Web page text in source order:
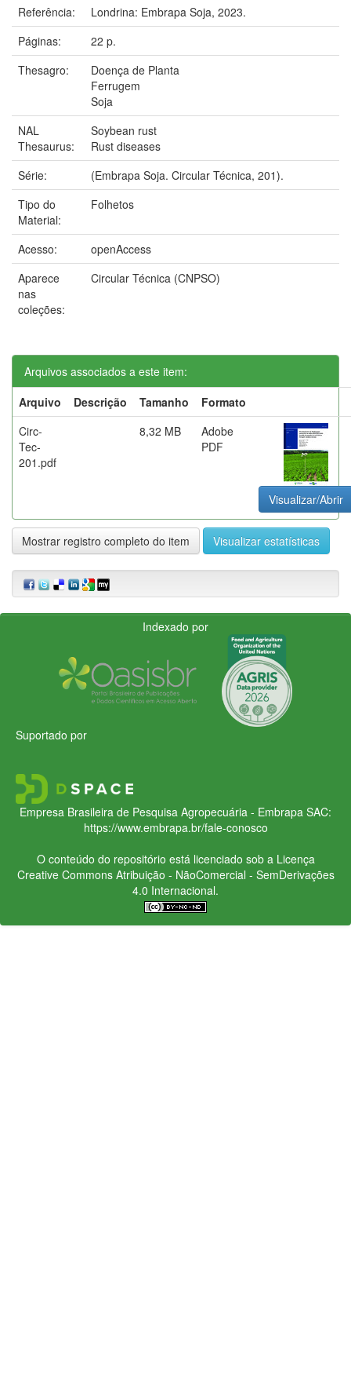
Referência:
Londrina: Embrapa Soja, 2023.
Páginas:
22 p.
Thesagro:
Doença de Planta
Ferrugem
Soja
NAL
Thesaurus:
Soybean rust
Rust diseases
Série:
(Embrapa Soja. Circular Técnica, 201).
Tipo do
Material:
Folhetos
Acesso:
openAccess
Aparece
nas
coleções:
Circular Técnica (CNPSO)
Arquivos associados a este item:
Arquivo
Descrição Tamanho
Formato
Circ-
Tec-
201.pdf
8,32 MB
Adobe
PDF
Visualizar/Abrir
Mostrar registro completo do item Visualizar estatísticas
Indexado por
Suportado por
Empresa Brasileira de Pesquisa Agropecuária - Embrapa SAC:
https://www.embrapa.br/fale-conosco
O conteúdo do repositório está licenciado sob a Licença
Creative CommonsAtribuição - NãoComercial - SemDerivações
4.0 Internacional.